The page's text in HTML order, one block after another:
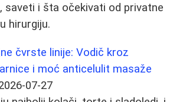
saveti i šta očekivati od privatne
hirurgiju.
čvrste linije: Vodič kroz
i moć anticelulit masaže
07-27